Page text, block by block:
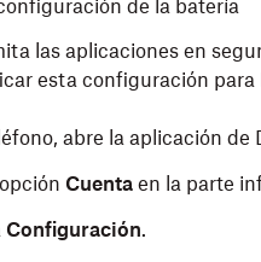
de la batería
las aplicaciones en
esta configuración para
abre la aplicación de
Cuenta en la parte
Configuración.